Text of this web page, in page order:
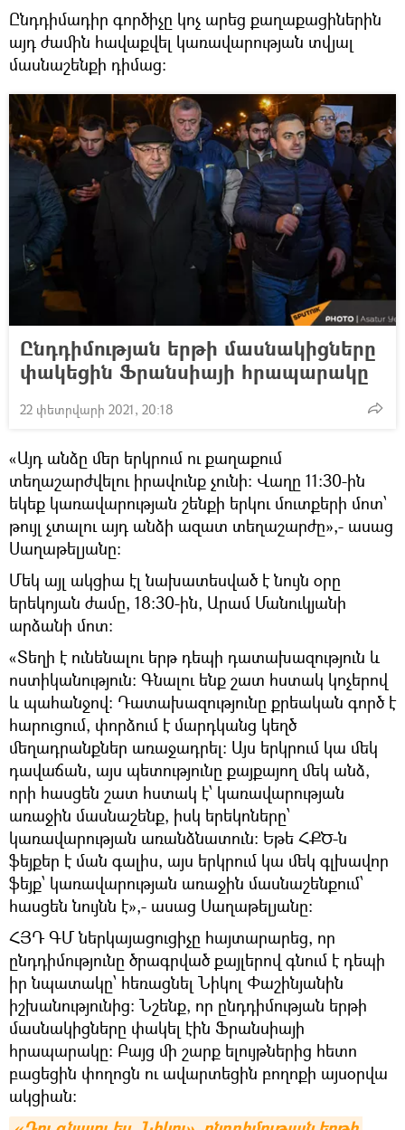
Ընդդիմադիր գործիչը կոչ արեց քաղաքացիներին
այդ ժամին հավաքվել կառավարության տվյալ
մասնաշենքի դիմաց:
Ընդդիմության երթի մասնակիցները
փակեցին Ֆրանսիայի հրապարակը
22 փետրվարի 2021, 20:18
«Այդ անձը մեր երկրում ու քաղաքում
տեղաշարժվելու իրավունք չունի: Վաղը 11:30-ին
եկեք կառավարության շենքի երկու մուտքերի մոտ՝
թույլ չտալու այդ անձի ազատ տեղաշարժը»,- ասաց
Սաղաթելյանը:
Մեկ այլ ակցիա էլ նախատեսված է նույն օրը
երեկոյան ժամը, 18:30-ին, Արամ Մանուկյանի
արձանի մոտ:
«Տեղի է ունենալու երթ դեպի դատախազություն և
ոստիկանություն: Գնալու ենք շատ հստակ կոչերով
և պահանջով: Դատախազությունը քրեական գործ է
հարուցում, փորձում է մարդկանց կեղծ
մեղադրանքներ առաջադրել: Այս երկրում կա մեկ
դավաճան, այս պետությունը քայքայող մեկ անձ,
որի հասցեն շատ հստակ է՝ կառավարության
առաջին մասնաշենք, իսկ երեկոները՝
կառավարության առանձնատուն: Եթե ՀՔԾ-ն
ֆեյքեր է ման գալիս, այս երկրում կա մեկ գլխավոր
ֆեյք՝ կառավարության առաջին մասնաշենքում՝
հասցեն նույնն է»,- ասաց Սաղաթելյանը:
ՀՅԴ ԳՄ ներկայացուցիչը հայտարարեց, որ
ընդդիմությունը ծրագրված քայլերով գնում է դեպի
իր նպատակը՝ հեռացնել Նիկոլ Փաշինյանին
իշխանությունից: Նշենք, որ ընդդիմության երթի
մասնակիցները փակել էին Ֆրանսիայի
հրապարակը: Բայց մի շարք ելույթներից հետո
բացեցին փողոցն ու ավարտեցին բողոքի այսօրվա
ակցիան: